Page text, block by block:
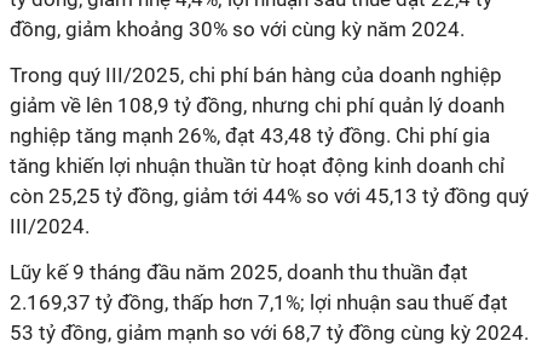
đồng, giảm khoảng 30% so với cùng kỳ năm 2024.
Trong quý III/2025, chi phí bán hàng của doanh nghiệp
giảm về lên 108,9 tỷ đồng, nhưng chi phí quản lý doanh
nghiệp tăng mạnh 26%, đạt 43,48 tỷ đồng. Chi phí gia
tăng khiến lợi nhuận thuần từ hoạt động kinh doanh chỉ
còn 25,25 tỷ đồng, giảm tới 44% so với 45,13 tỷ đồng quý
III/2024.
Lũy kế 9 tháng đầu năm 2025, doanh thu thuần đạt
2.169,37 tỷ đồng, thấp hơn 7,1%; lợi nhuận sau thuế đạt
53 tỷ đồng, giảm mạnh so với 68,7 tỷ đồng cùng kỳ 2024.